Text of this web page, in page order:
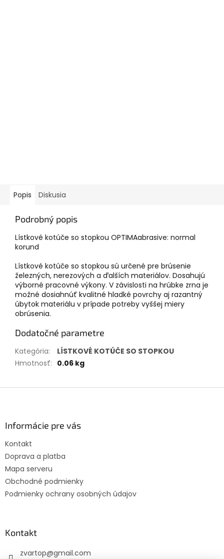
Popis Diskusia
Podrobný popis
Lístkové kotúče so stopkou OPTIMAabrasive: normal
korund
Lístkové kotúče so stopkou sú určené pre brúsenie
železných, nerezových a ďalších materiálov. Dosahujú
výborné pracovné výkony. V závislosti na hrúbke zrna je
možné dosiahnúť kvalitné hladké povrchy aj razantný
úbytok materiálu v prípade potreby vyššej miery
obrúsenia.
Dodatočné parametre
Kategória:
LÍSTKOVÉ KOTÚČE SO STOPKOU
Hmotnosť: 0.06 kg
Informácie pre vás
Kontakt
Doprava a platba
Mapa serveru
Obchodné podmienky
Podmienky ochrany osobných údajov
Kontakt
zvartop@gmail.com